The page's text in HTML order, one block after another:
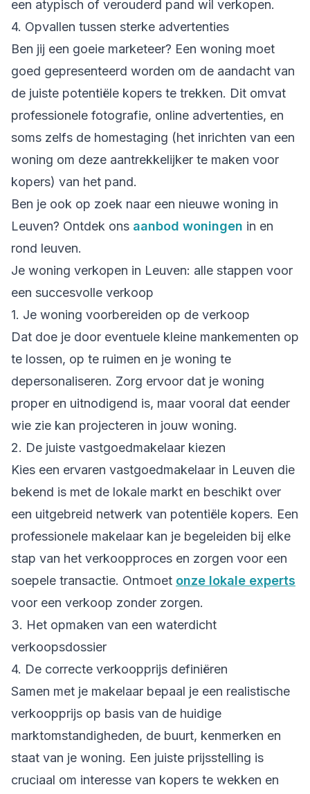
een atypisch of verouderd pand wil verkopen.
4. Opvallen tussen sterke advertenties
Ben jij een goeie marketeer? Een woning moet
goed gepresenteerd worden om de aandacht van
de juiste potentiële kopers te trekken. Dit omvat
professionele fotografie, online advertenties, en
soms zelfs de homestaging (het inrichten van een
woning om deze aantrekkelijker te maken voor
kopers) van het pand.
Ben je ook op zoek naar een nieuwe woning in
Leuven? Ontdek ons aanbod woningen in en
rond leuven.
Je woning verkopen in Leuven: alle stappen voor
een succesvolle verkoop
1. Je woning voorbereiden op de verkoop
Dat doe je door eventuele kleine mankementen op
te lossen, op te ruimen en je woning te
depersonaliseren. Zorg ervoor dat je woning
proper en uitnodigend is, maar vooral dat eender
wie zie kan projecteren in jouw woning.
2. De juiste vastgoedmakelaar kiezen
Kies een ervaren vastgoedmakelaar in Leuven die
bekend is met de lokale markt en beschikt over
een uitgebreid netwerk van potentiële kopers. Een
professionele makelaar kan je begeleiden bij elke
stap van het verkoopproces en zorgen voor een
soepele transactie. Ontmoet onze lokale experts
voor een verkoop zonder zorgen.
3. Het opmaken van een waterdicht
verkoopsdossier
4. De correcte verkoopprijs definiëren
Samen met je makelaar bepaal je een realistische
verkoopprijs op basis van de huidige
marktomstandigheden, de buurt, kenmerken en
staat van je woning. Een juiste prijsstelling is
cruciaal om interesse van kopers te wekken en